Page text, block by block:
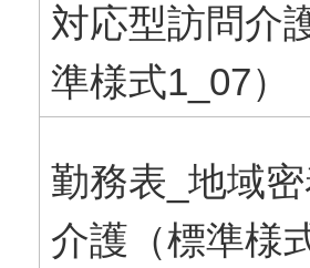
対応型訪問介
準様式1_07）
勤務表_地域
介護（標準様